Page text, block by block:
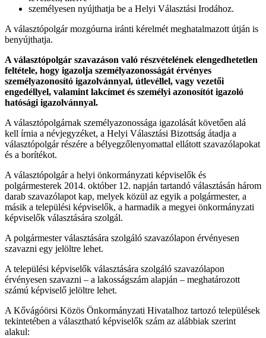
személyesen nyújthatja be a Helyi Választási Irodához.
A választópolgár mozgóurna iránti kérelmét meghatalmazott útján is
benyújthatja.
A választópolgár szavazáson való részvételének elengedhetetlen
feltétele, hogy igazolja személyazonosságát érvényes
személyazonosító igazolvánnyal, útlevéllel, vagy vezetői
engedéllyel, valamint lakcímet és személyi azonosítót igazoló
hatósági igazolvánnyal.
A választópolgárnak személyazonossága igazolását követően alá
kell írnia a névjegyzéket, a Helyi Választási Bizottság átadja a
választópolgár részére a bélyegzőlenyomattal ellátott szavazólapokat
és a borítékot.
A választópolgár a helyi önkormányzati képviselők és
polgármesterek 2014. október 12. napján tartandó választásán három
darab szavazólapot kap, melyek közül az egyik a polgármester, a
másik a települési képviselők, a harmadik a megyei önkormányzati
képviselők választására szolgál.
A polgármester választására szolgáló szavazólapon érvényesen
szavazni egy jelöltre lehet.
A települési képviselők választására szolgáló szavazólapon
érvényesen szavazni – a lakosságszám alapján – meghatározott
számú képviselő jelöltre lehet.
A Kővágóörsi Közös Önkormányzati Hivatalhoz tartozó települések
tekintetében a választható képviselők szám az alábbiak szerint
alakul: